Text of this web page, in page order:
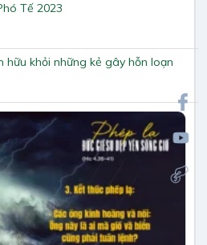
Tế 2023
hữu khỏi những kẻ gây hỗn loạn